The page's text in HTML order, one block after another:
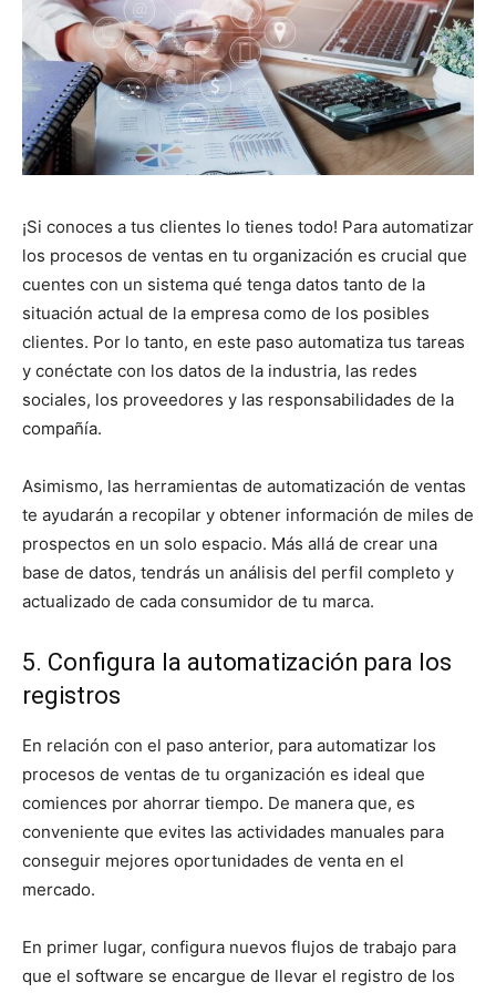
¡Si conoces a tus clientes lo tienes todo! Para automatizar
los procesos de ventas en tu organización es crucial que
cuentes con un sistema qué tenga datos tanto de la
situación actual de la empresa como de los posibles
clientes. Por lo tanto, en este paso automatiza tus tareas
y conéctate con los datos de la industria, las redes
sociales, los proveedores y las responsabilidades de la
compañía.
Asimismo, las herramientas de automatización de ventas
te ayudarán a recopilar y obtener información de miles de
prospectos en un solo espacio. Más allá de crear una
base de datos, tendrás un análisis del perfil completo y
actualizado de cada consumidor de tu marca.
5. Configura la automatización para los
registros
En relación con el paso anterior, para automatizar los
procesos de ventas de tu organización es ideal que
comiences por ahorrar tiempo. De manera que, es
conveniente que evites las actividades manuales para
conseguir mejores oportunidades de venta en el
mercado.
En primer lugar, configura nuevos flujos de trabajo para
que el software se encargue de llevar el registro de los